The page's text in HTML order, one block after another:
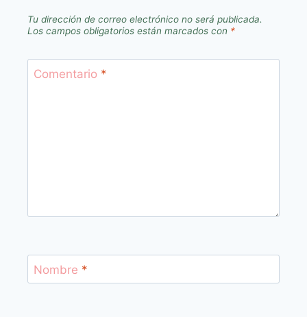
Tu dirección de correo electrónico no será publicada.
Los campos obligatorios están marcados con *
Comentario *
Nombre *